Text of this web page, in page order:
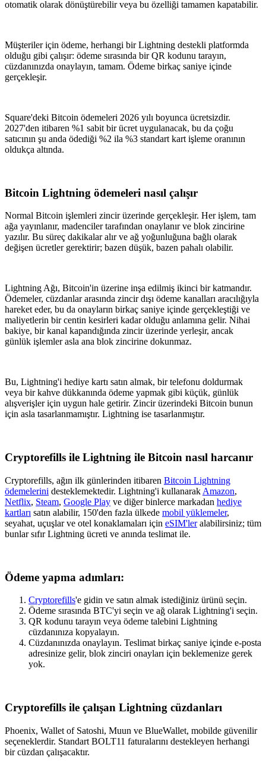
otomatik olarak dönüştürebilir veya bu özelliği tamamen kapatabilir.
Müşteriler için ödeme, herhangi bir Lightning destekli platformda
olduğu gibi çalışır: ödeme sırasında bir QR kodunu tarayın,
cüzdanınızda onaylayın, tamam. Ödeme birkaç saniye içinde
gerçekleşir.
Square'deki Bitcoin ödemeleri 2026 yılı boyunca ücretsizdir.
2027'den itibaren %1 sabit bir ücret uygulanacak, bu da çoğu
satıcının şu anda ödediği %2 ila %3 standart kart işleme oranının
oldukça altında.
Bitcoin Lightning ödemeleri nasıl çalışır
Normal Bitcoin işlemleri zincir üzerinde gerçekleşir. Her işlem, tam
ağa yayınlanır, madenciler tarafından onaylanır ve blok zincirine
yazılır. Bu süreç dakikalar alır ve ağ yoğunluğuna bağlı olarak
değişen ücretler gerektirir; bazen düşük, bazen pahalı olabilir.
Lightning Ağı, Bitcoin'in üzerine inşa edilmiş ikinci bir katmandır.
Ödemeler, cüzdanlar arasında zincir dışı ödeme kanalları aracılığıyla
hareket eder, bu da onayların birkaç saniye içinde gerçekleştiği ve
maliyetlerin bir centin kesirleri kadar olduğu anlamına gelir. Nihai
bakiye, bir kanal kapandığında zincir üzerinde yerleşir, ancak
günlük işlemler asla ana blok zincirine dokunmaz.
Bu, Lightning'i hediye kartı satın almak, bir telefonu doldurmak
veya bir kahve dükkanında ödeme yapmak gibi küçük, günlük
alışverişler için uygun hale getirir. Zincir üzerindeki Bitcoin bunun
için asla tasarlanmamıştır. Lightning ise tasarlanmıştır.
Cryptorefills ile Lightning ile Bitcoin nasıl harcanır
Cryptorefills, ağın ilk günlerinden itibaren Bitcoin Lightning
ödemelerini desteklemektedir. Lightning'i kullanarak Amazon,
Netflix, Steam, Google Play ve diğer binlerce markadan hediye
kartları satın alabilir, 150'den fazla ülkede mobil yüklemeler,
seyahat, uçuşlar ve otel konaklamaları için eSIM'leralabilirsiniz; tüm
bunlar sıfır Lightning ücreti ve anında teslimat ile.
Ödeme yapma adımları:
Cryptorefills'e gidin ve satın almak istediğiniz ürünü seçin.
Ödeme sırasında BTC'yi seçin ve ağ olarak Lightning'i seçin.
QR kodunu tarayın veya ödeme talebini Lightning
cüzdanınıza kopyalayın.
Cüzdanınızda onaylayın. Teslimat birkaç saniye içinde e-posta
adresinize gelir, blok zinciri onayları için beklemenize gerek
yok.
Cryptorefills ile çalışan Lightning cüzdanları
Phoenix, Wallet of Satoshi, Muun ve BlueWallet, mobilde güvenilir
seçeneklerdir. Standart BOLT11 faturalarını destekleyen herhangi
bir cüzdan çalışacaktır.